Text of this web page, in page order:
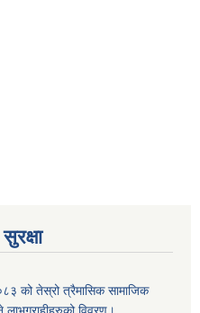
को तेस्रो त्रैमासिक सामाजिक